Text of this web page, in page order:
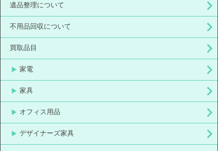
遺品整理について
不用品回収について
買取品目
家電
家具
オフィス用品
デザイナーズ家具